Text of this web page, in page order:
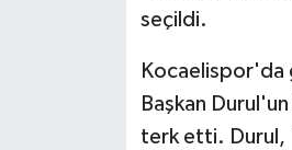
seçildi.
Kocaelispor'da
Başkan
terk etti. Durul,